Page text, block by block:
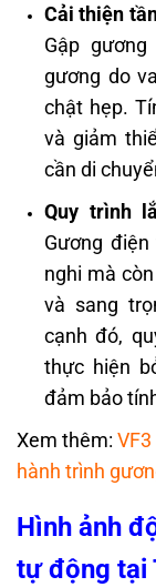
Cải thiện
Gập
gương do
chật hẹp.
và giảm
cần di
Quy trình
Gương
nghi mà
và sang
cạnh đó, q
thực hiện
đảm bảo
Xem thêm:
hành trình
Hình ảnh
tự động tại